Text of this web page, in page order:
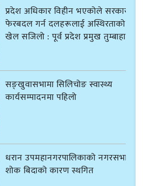
प्रदेश अधिकार विहीन भएकोले सरकार
फेरबदल गर्न दलहरूलाई अस्थिरताको
खेल सजिलो : पूर्व प्रदेश प्रमुख तुम्बाहाङ
सङ्खुवासभामा सिलिचोङ स्वास्थ्य
कार्यसम्पादनमा पहिलो
धरान उपमहानगरपालिकाको नगरसभा
शोक बिदाको कारण स्थगित